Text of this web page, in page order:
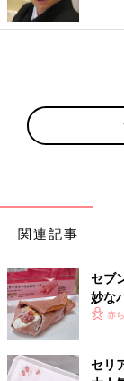
関連記事
セブ
妙な
4選赤
セリ